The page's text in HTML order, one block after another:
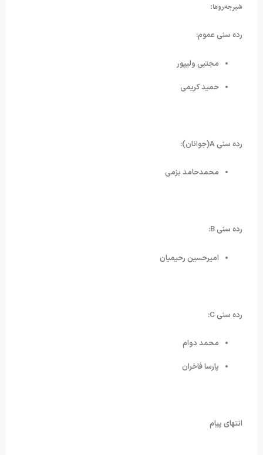
شیرجه‌روها:
رده سنی عموم:
مجتبی ولیپور
حمید کریمی
رده سنی A(جوانان):
محمدحامد بزمی
رده سنی B:
امیرحسین رحیمیان
رده سنی C:
محمد دوام
پارسا فاخران
انتهای پیام